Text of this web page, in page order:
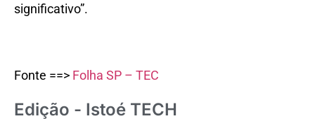
significativo”.
Fonte ==> Folha SP – TEC
Edição - Istoé TECH